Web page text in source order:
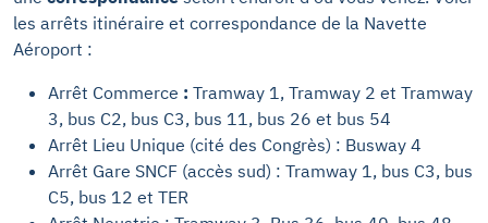
les arrêts itinéraire et correspondance de la Navette
Aéroport :
Arrêt Commerce : Tramway 1, Tramway 2 et Tramway
3, bus C2, bus C3, bus 11, bus 26 et bus 54
Arrêt Lieu Unique (cité des Congrès) : Busway 4
Arrêt Gare SNCF (accès sud) : Tramway 1, bus C3, bus
C5, bus 12 et TER